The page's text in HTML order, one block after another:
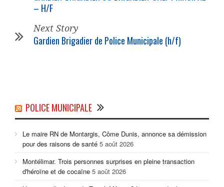
– H/F
Next Story
Gardien Brigadier de Police Municipale (h/f)
POLICE MUNICIPALE
Le maire RN de Montargis, Côme Dunis, annonce sa démission
pour des raisons de santé 5 août 2026
Montélimar. Trois personnes surprises en pleine transaction
d'héroïne et de cocaïne 5 août 2026